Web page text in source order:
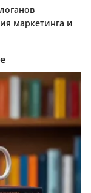
маркетинга и